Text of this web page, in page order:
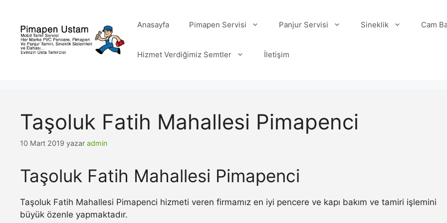
Anasayfa Pimapen Servisi Panjur Servisi Sineklik Cam
Hizmet Verdiğimiz Semtler İletişim
Taşoluk Fatih Mahallesi Pimapenci
10 Mart 2019 yazar admin
Taşoluk Fatih Mahallesi Pimapenci
Taşoluk Fatih Mahallesi Pimapenci hizmeti veren firmamız en iyi pencere ve kapı bakım ve tamiri işlemini
büyük özenle yapmaktadır.